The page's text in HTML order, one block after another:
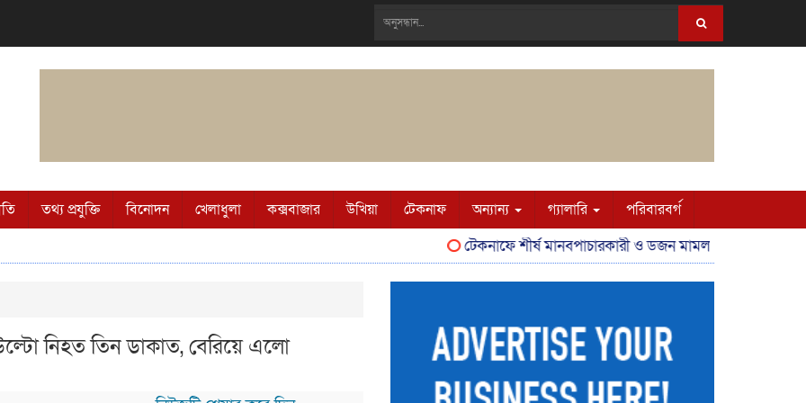
তথ্য প্রযুক্তি বিনোদন খেলাধুলা কক্সবাজার উখিয়া টেকনাফ অন্যান্য গ্যালারি পরিবারবর্গ
টেকনাফে শীর্ষ মানবপাচারকারী ও ডজন মামলার আসামি শাকের মাঝি
নিহত তিন ডাকাত, বেরিয়ে এলো